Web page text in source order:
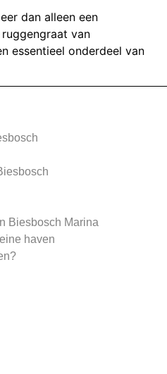
dan alleen een
van
essentieel onderdeel van
Biesbosch Marina
haven